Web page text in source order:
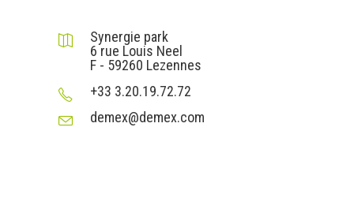
Synergie park
6 rue Louis Neel
F - 59260 Lezennes
+33 3.20.19.72.72
demex@demex.com